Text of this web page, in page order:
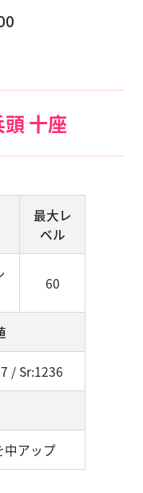
十座
最大レ
ベル
60
/ Sr:1236
中アップ